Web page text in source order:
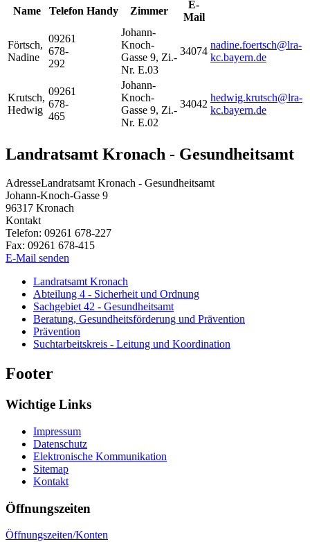
Name Telefon Handy Zimmer
E-
Mail
Förtsch,
Nadine
09261
678-
292
Johann-
Knoch-
Gasse 9, Zi.-
Nr. E.03
34074
nadine.foertsch@lra-
kc.bayern.de
Krutsch,
Hedwig
09261
678-
465
Johann-
Knoch-
Gasse 9, Zi.-
Nr. E.02
34042
hedwig.krutsch@lra-
kc.bayern.de
Landratsamt Kronach - Gesundheitsamt
AdresseLandratsamt Kronach - Gesundheitsamt
Johann-Knoch-Gasse 9
96317 Kronach
Kontakt
Telefon: 09261 678-227
Fax: 09261 678-415
E-Mail senden
Landratsamt Kronach
Abteilung 4 - Sicherheit und Ordnung
Sachgebiet 42 - Gesundheitsamt
Beratung, Gesundheitsförderung und Prävention
Prävention
Suchtarbeitskreis - Leitung und Koordination
Footer
Wichtige Links
Impressum
Datenschutz
Elektronische Kommunikation
Sitemap
Kontakt
Öffnungszeiten
Öffnungszeiten/Konten